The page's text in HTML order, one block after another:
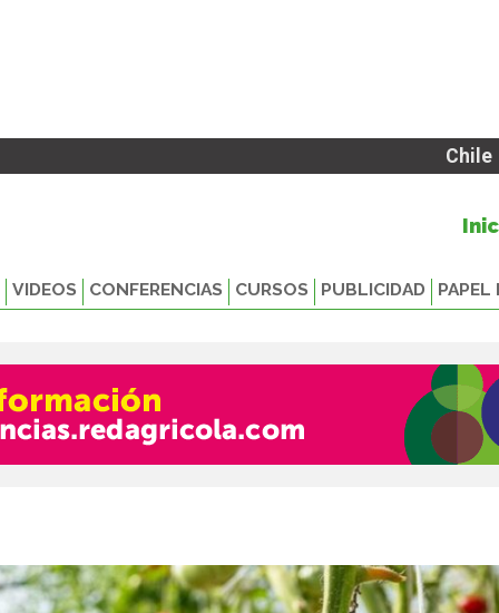
Chile
VIDEOS CONFERENCIAS CURSOS PUBLICIDAD PAPEL